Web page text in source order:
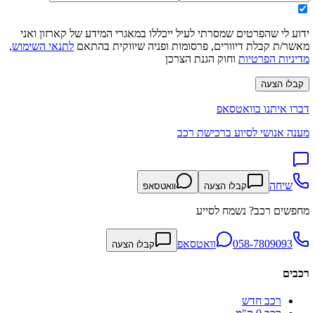
ידוע לי שהפרטים שמסרתי לעיל ייכללו במאגרי המידע של קארזון ואני
מאשר/ת קבלת דיוורים, פרסומות ופניה שיווקית בהתאם לתנאי השימוש,
מדיניות הפרטיות וחוק הגנת הצרכן
קבלו הצעה
דברו איתנו בוואטסאפ
מענה אנושי לסיוע ברכישת רכב
שיחה קבלו הצעה וואטסאפ
מחפשים רכב? נשמח לסייע
058-7809093 וואטסאפ קבלו הצעה
רכבים
רכב חדש